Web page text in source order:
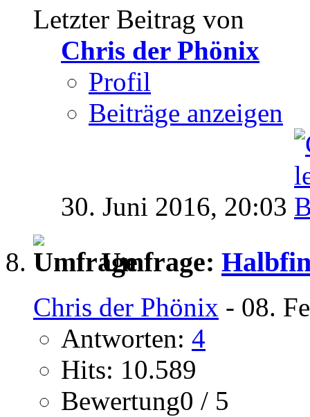
Letzter Beitrag von
Chris der Phönix
Profil
Beiträge anzeigen
30. Juni 2016, 20:03
Umfrage:
Chris der Phönix - 08.
Antworten: 4
Hits: 10.589
Bewertung0 / 5